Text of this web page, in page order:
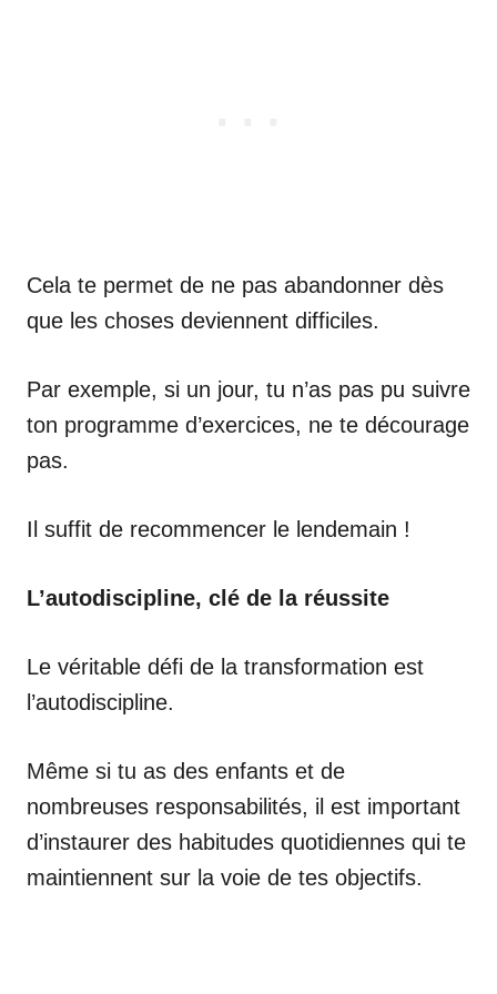
Cela te permet de ne pas abandonner dès
que les choses deviennent difficiles.
Par exemple, si un jour, tu n’as pas pu suivre
ton programme d’exercices, ne te décourage
pas.
Il suffit de recommencer le lendemain !
L’autodiscipline, clé de la réussite
Le véritable défi de la transformation est
l’autodiscipline.
Même si tu as des enfants et de
nombreuses responsabilités, il est important
d’instaurer des habitudes quotidiennes qui te
maintiennent sur la voie de tes objectifs.